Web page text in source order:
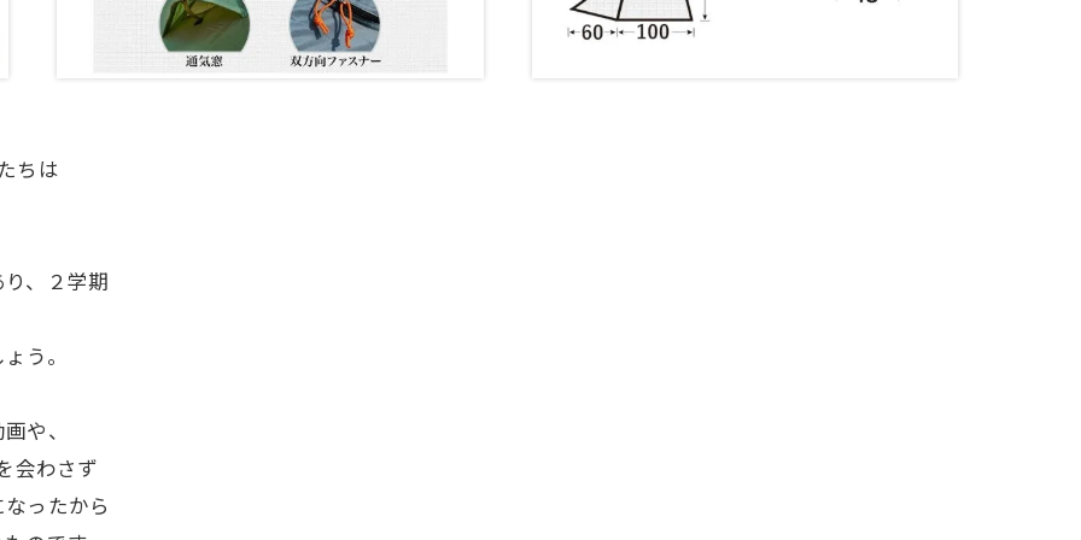
ちは
、２学期
う。
や、
会わさず
ったから